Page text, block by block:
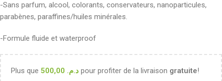
-Sans parfum, alcool, colorants, conservateurs, nanoparticules,
parabènes, paraffines/huiles minérales.
-Formule fluide et waterproof
Plus que د.م. pour profiter de la livraison gratuite!